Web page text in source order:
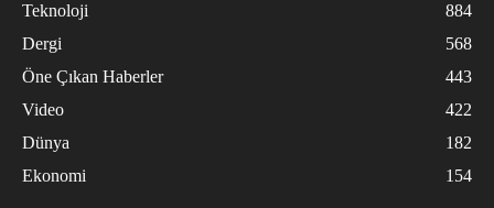
Teknoloji
884
Dergi
568
Öne Çıkan Haberler
443
Video
422
Dünya
182
Ekonomi
154